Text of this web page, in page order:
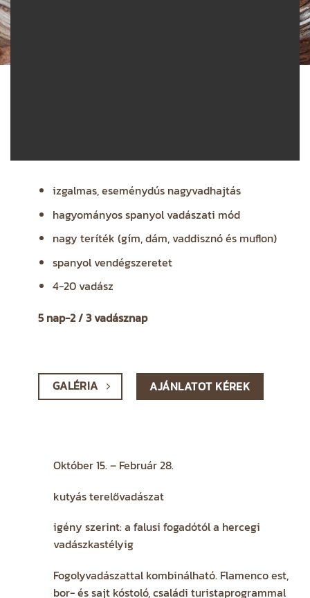
izgalmas, eseménydús nagyvadhajtás
hagyományos spanyol vadászati mód
nagy teríték (gím, dám, vaddisznó és muflon)
spanyol vendégszeretet
4-20 vadász
5 nap-2 / 3 vadásznap
GALÉRIA AJÁNLATOT KÉREK
Október 15. – Február 28.
kutyás terelővadászat
igény szerint: a falusi fogadótól a hercegi
vadászkastélyig
Fogolyvadászattal kombinálható. Flamenco est,
bor- és sajt kóstoló, családi turistaprogrammal